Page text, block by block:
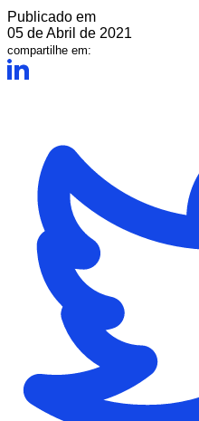
Publicado em
05 de Abril de 2021
compartilhe em: